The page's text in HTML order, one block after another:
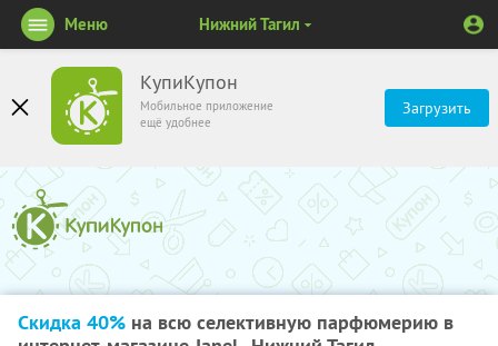
КупиКупон
Мобильное приложение
ещё удобнее
Загрузить
Меню Нижний Тагил
Скидка 40% на всю селективную парфюмерию в